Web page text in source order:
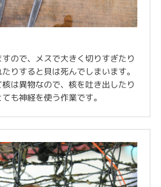
ので、メスで大きく切りすぎたり
りすると貝は死んでしまいます。
は異物なので、核を吐き出したり
も神経を使う作業です。